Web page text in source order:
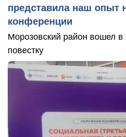
представила наш опыт
конференции
Морозовский район вошел
повестку